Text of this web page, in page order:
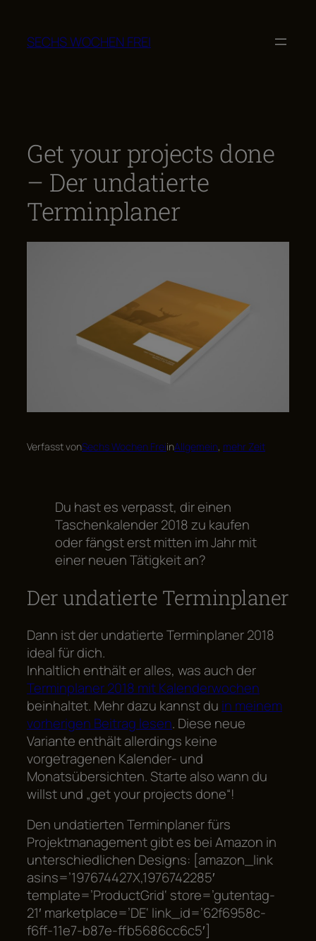
springen
SECHS WOCHEN FREI
Get your projects done
– Der undatierte
Terminplaner
Verfasst vonSechs Wochen FreiinAllgemein, mehr Zeit
Du hast es verpasst, dir einen
Taschenkalender 2018 zu kaufen
oder fängst erst mitten im Jahr mit
einer neuen Tätigkeit an?
Der undatierte Terminplaner
Dann ist der undatierte Terminplaner 2018
ideal für dich.
Inhaltlich enthält er alles, was auch der
Terminplaner 2018 mit Kalenderwochen
beinhaltet. Mehr dazu kannst du in meinem
vorherigen Beitrag lesen. Diese neue
Variante enthält allerdings keine
vorgetragenen Kalender- und
Monatsübersichten. Starte also wann du
willst und „get your projects done“!
Den undatierten Terminplaner fürs
Projektmanagement gibt es bei Amazon in
unterschiedlichen Designs: [amazon_link
asins=’197674427X,1976742285′
template=’ProductGrid‘ store=’gutentag-
21′ marketplace=’DE‘ link_id=’62f6958c-
f6ff-11e7-b87e-ffb5686cc6c5′]